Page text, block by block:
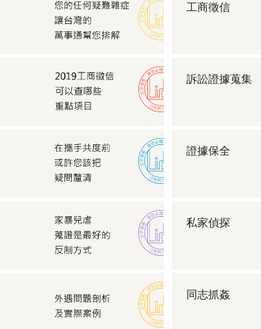
工商徵信
訴訟證據蒐集
證據保全
私家偵探
同志抓姦